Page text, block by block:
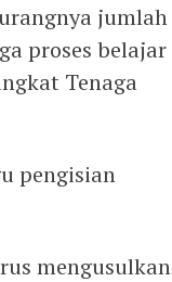
jumlah
proses belajar
Tenaga
pengisian
mengusulkan